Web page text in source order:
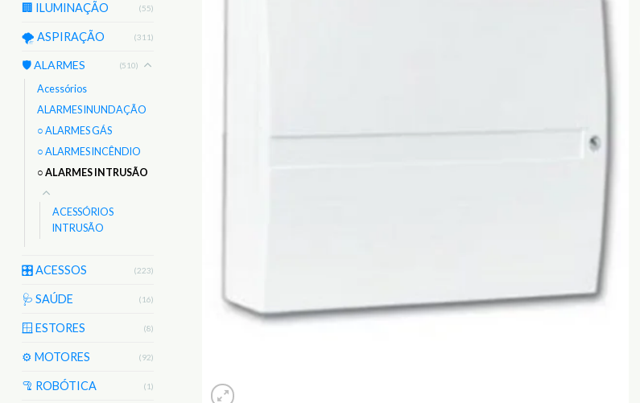
🏢 ILUMINAÇÃO (55)
🌪️ ASPIRAÇÃO (311)
🛡️ ALARMES (510)
Acessórios
ALARMES INUNDAÇÃO
○ ALARMES GÁS
○ ALARMES INCÊNDIO
○ ALARMES INTRUSÃO
ACESSÓRIOS
INTRUSÃO
🎛️ ACESSOS (223)
🩺 SAÚDE (16)
🪟 ESTORES (8)
⚙️ MOTORES (92)
🦿 ROBÓTICA (1)